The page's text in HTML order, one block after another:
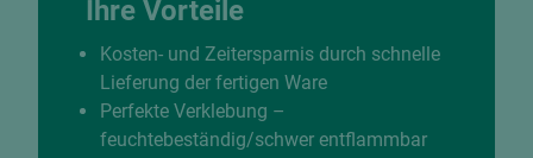
Ihre Vorteile
Kosten- und Zeitersparnis durch schnelle
Lieferung der fertigen Ware
Perfekte Verklebung –
feuchtebeständig/schwer entflammbar